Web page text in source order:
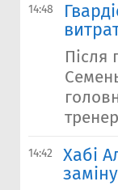
14:48
Після
14:42
Хабі